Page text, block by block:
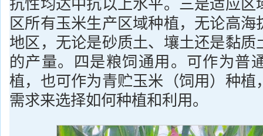
抗性均达中抗以上水平。三是适应区
区所有玉米生产区域种植，无论高海
地区，无论是砂质土、壤土还是黏质
的产量。四是粮饲通用。可作为普
植，也可作为青贮玉米（饲用）种植
需求来选择如何种植和利用。